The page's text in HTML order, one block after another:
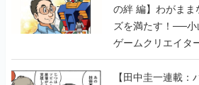
の絆 編】わがま
ズを満たす！──小
ゲームクリエイタ
【若ゲのいたり最
【田中圭一連載：